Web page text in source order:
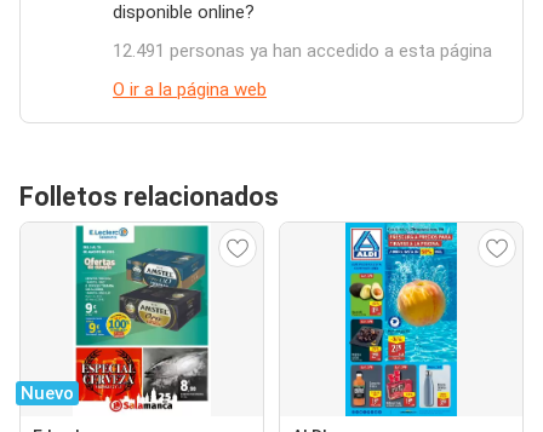
disponible online?
12.491 personas ya han accedido a esta página
O ir a la página web
Folletos relacionados
Nuevo